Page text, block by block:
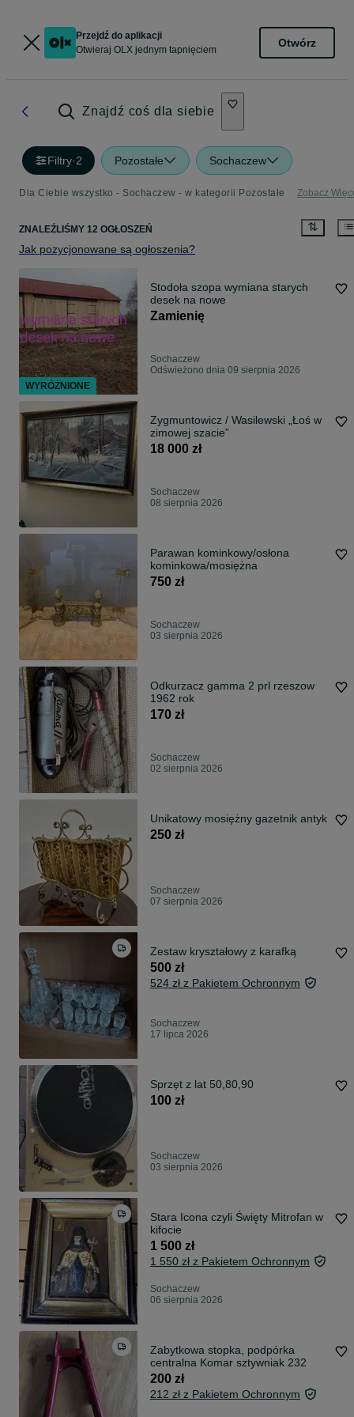
Przejdź do aplikacji
Otwieraj OLX jednym tapnięciem
Otwórz
Znajdź coś dla siebie
Filtry·2 Pozostałe Sochaczew
Dla Ciebie wszystko - Sochaczew - w kategorii Pozostałe Zobacz
ZNALEŹLIŚMY 12 OGŁOSZEŃ
Jak pozycjonowane są ogłoszenia?
Stodoła szopa wymiana starych
desek na nowe
Zamienię
Sochaczew
Odświeżono dnia 09 sierpnia 2026
Zygmuntowicz / Wasilewski „Łoś w
zimowej szacie”
18 000 zł
Sochaczew
08 sierpnia 2026
Parawan kominkowy/osłona
kominkowa/mosiężna
750 zł
Sochaczew
03 sierpnia 2026
Odkurzacz gamma 2 prl rzeszow
1962 rok
170 zł
Sochaczew
02 sierpnia 2026
Unikatowy mosiężny gazetnik antyk
250 zł
Sochaczew
07 sierpnia 2026
Zestaw kryształowy z karafką
500 zł
524 zł z Pakietem Ochronnym
Sochaczew
17 lipca 2026
Sprzęt z lat 50,80,90
100 zł
Sochaczew
03 sierpnia 2026
Stara Icona czyli Święty Mitrofan w
kifocie
1 500 zł
1 550 zł z Pakietem Ochronnym
Sochaczew
06 sierpnia 2026
Zabytkowa stopka, podpórka
centralna Komar sztywniak 232
200 zł
212 zł z Pakietem Ochronnym
WYRÓŻNIONE